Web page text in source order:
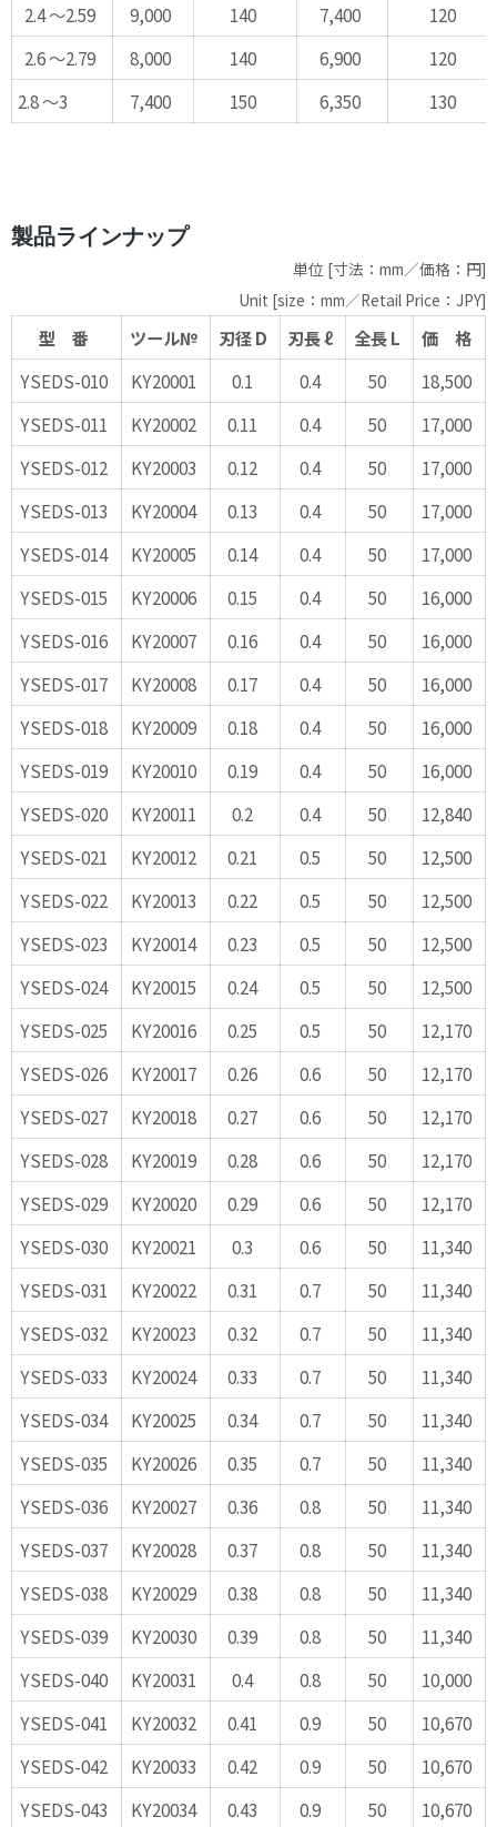
2.4 ～2.59
9,000 140 7,400
120
2.6 ～2.79
8,000 140 6,900
120
2.8 ～3
7,400 150 6,350 130
製品ラインナップ
単位 [寸法：mm／価格：円]
Unit [size：mm／Retail Price：JPY]
型 番 ツール№ 刃径 D 刃長 ℓ 全長 L
価 格
YSEDS-010
KY20001 0.1 0.4 50
18,500
YSEDS-011
KY20002 0.11 0.4 50
17,000
YSEDS-012
KY20003 0.12 0.4 50
17,000
YSEDS-013
KY20004 0.13 0.4 50
17,000
YSEDS-014
KY20005 0.14 0.4 50
17,000
YSEDS-015
KY20006 0.15 0.4 50
16,000
YSEDS-016
KY20007 0.16 0.4 50
16,000
YSEDS-017
KY20008 0.17 0.4 50
16,000
YSEDS-018
KY20009 0.18 0.4 50
16,000
YSEDS-019
KY20010 0.19 0.4 50
16,000
YSEDS-020
KY20011 0.2 0.4 50
12,840
YSEDS-021
KY20012 0.21 0.5 50
12,500
YSEDS-022
KY20013 0.22 0.5 50
12,500
YSEDS-023
KY20014 0.23 0.5 50
12,500
YSEDS-024
KY20015 0.24 0.5 50
12,500
YSEDS-025
KY20016 0.25 0.5 50
12,170
YSEDS-026
KY20017 0.26 0.6 50
12,170
YSEDS-027
KY20018 0.27 0.6 50
12,170
YSEDS-028
KY20019 0.28 0.6 50
12,170
YSEDS-029
KY20020 0.29 0.6 50
12,170
YSEDS-030
KY20021 0.3 0.6 50
11,340
YSEDS-031
KY20022 0.31 0.7 50
11,340
YSEDS-032
KY20023 0.32 0.7 50
11,340
YSEDS-033
KY20024 0.33 0.7 50
11,340
YSEDS-034
KY20025 0.34 0.7 50
11,340
YSEDS-035
KY20026 0.35 0.7 50
11,340
YSEDS-036
KY20027 0.36 0.8 50
11,340
YSEDS-037
KY20028 0.37 0.8 50
11,340
YSEDS-038
KY20029 0.38 0.8 50
11,340
YSEDS-039
KY20030 0.39 0.8 50
11,340
YSEDS-040
KY20031 0.4 0.8 50
10,000
YSEDS-041
KY20032 0.41 0.9 50
10,670
YSEDS-042
KY20033 0.42 0.9 50
10,670
YSEDS-043
KY20034 0.43 0.9 50 10,670